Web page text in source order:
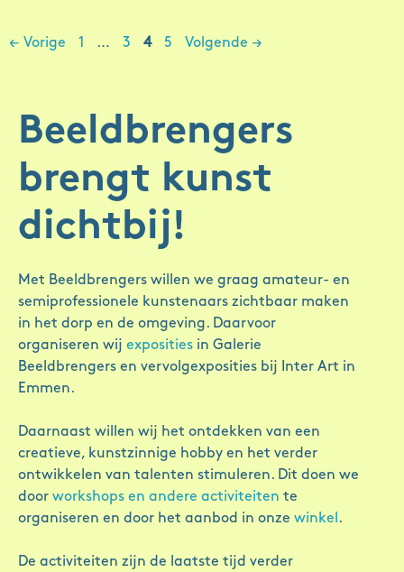
Berichtnavigatie
← Vorige Pagina
1 … Pagina
3 Pagina
4 Pagina
5 Volgende →
Beeldbrengers
brengt kunst
dichtbij!
Met Beeldbrengers willen we graag amateur- en
semiprofessionele kunstenaars zichtbaar maken
in het dorp en de omgeving. Daarvoor
organiseren wij exposities in Galerie
Beeldbrengers en vervolgexposities bij Inter Art in
Emmen.
Daarnaast willen wij het ontdekken van een
creatieve, kunstzinnige hobby en het verder
ontwikkelen van talenten stimuleren. Dit doen we
door workshops en andere activiteiten te
organiseren en door het aanbod in onze winkel.
De activiteiten zijn de laatste tijd verder